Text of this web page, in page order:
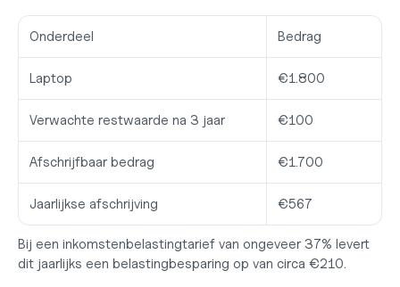
Onderdeel Bedrag
Laptop €1.800
Verwachte restwaarde na 3 jaar €100
Afschrijfbaar bedrag €1.700
Jaarlijkse afschrijving €567
Bij een inkomstenbelastingtarief van ongeveer 37% levert
dit jaarlijks een belastingbesparing op van circa €210.